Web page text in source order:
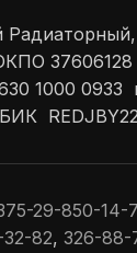
37606128
1000
REDJBY22
29-850-14-
82, 326-88-